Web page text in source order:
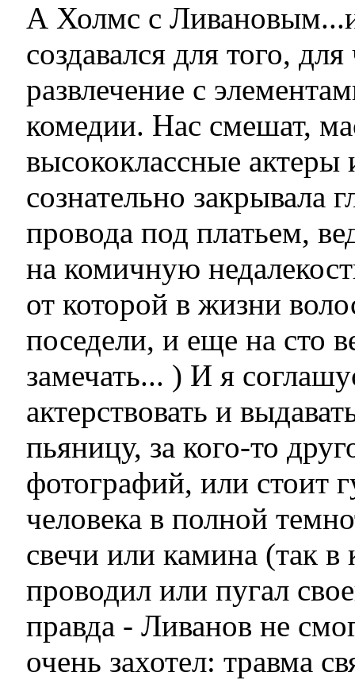
А Холмс с
создавался для того,
развлечение с
комедии. Нас смешат,
высококлассные
сознательно закрывала
провода под платьем,
на комичную
от которой в жизни
поседели, и еще на сто
замечать... ) И я
актерствовать и
пьяницу, за кого-то
фотографий, или стоит
человека в полной
свечи или камина (так
проводил или пугал
правда - Ливанов не
очень захотел: травма